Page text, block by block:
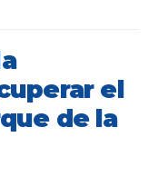
el
de la